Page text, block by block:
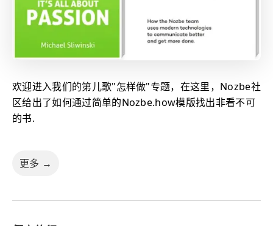
欢迎进入我们的第儿歌"怎样做"专题，在这里，Nozbe社
区给出了如何通过简单的Nozbe.how模版找出非看不可
的书.
更多 →